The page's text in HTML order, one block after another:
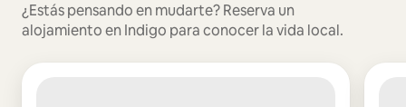
¿Estás pensando en mudarte? Reserva un
alojamiento en Indigo para conocer la vida local.